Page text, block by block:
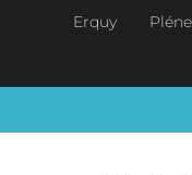
Aller au contenu
Erquy